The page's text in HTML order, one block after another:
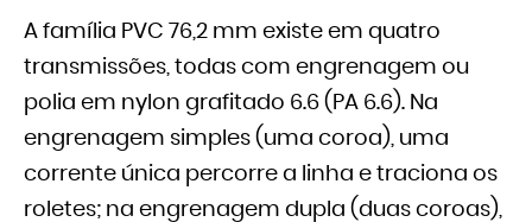
A família PVC 76,2 mm existe em quatro
transmissões, todas com engrenagem ou
polia em nylon grafitado 6.6 (PA 6.6). Na
engrenagem simples (uma coroa), uma
corrente única percorre a linha e traciona os
roletes; na engrenagem dupla (duas coroas),